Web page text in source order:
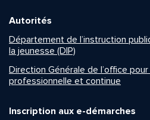
Autorités
Département de l’instruction
la jeunesse (DIP)
Direction Générale de l’office
professionnelle et continue
Inscription aux e-démarches